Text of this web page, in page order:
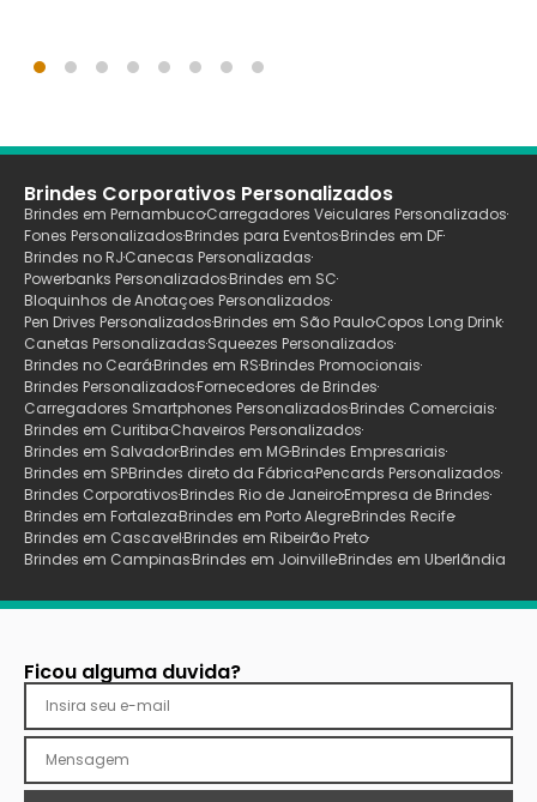
Brindes Corporativos Personalizados
Brindes em PernambucoCarregadores Veiculares Personalizados
Fones PersonalizadosBrindes para EventosBrindes em DF
Brindes no RJCanecas Personalizadas
Powerbanks PersonalizadosBrindes em SC
Bloquinhos de Anotaçoes Personalizados
Pen Drives PersonalizadosBrindes em São PauloCopos Long Drink
Canetas PersonalizadasSqueezes Personalizados
Brindes no CearáBrindes em RSBrindes Promocionais
Brindes PersonalizadosFornecedores de Brindes
Carregadores Smartphones PersonalizadosBrindes Comerciais
Brindes em CuritibaChaveiros Personalizados
Brindes em SalvadorBrindes em MGBrindes Empresariais
Brindes em SPBrindes direto da FábricaPencards Personalizados
Brindes CorporativosBrindes Rio de JaneiroEmpresa de Brindes
Brindes em FortalezaBrindes em Porto AlegreBrindes Recife
Brindes em CascavelBrindes em Ribeirão Preto
Brindes em CampinasBrindes em JoinvilleBrindes em Uberlãndia
Ficou alguma duvida?